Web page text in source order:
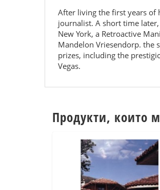
After living the first years of
journalist. A short time
New York, a Retroactive
Mandelon Vriesendorp. the
prizes, including the
Vegas.
Продукти, които